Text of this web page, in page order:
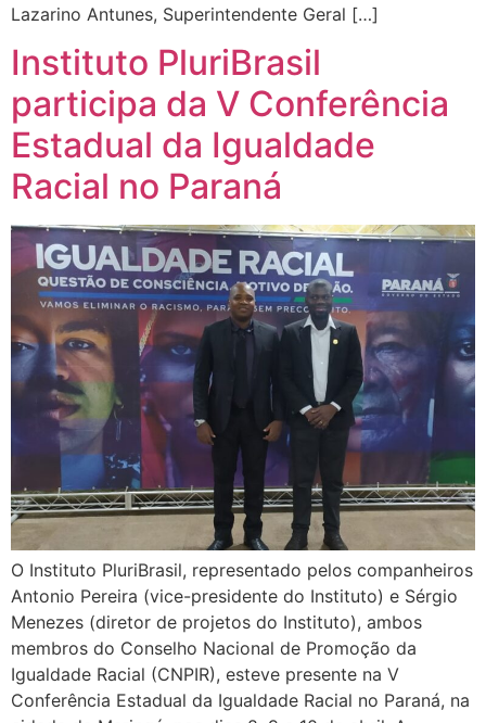
Lazarino Antunes, Superintendente Geral […]
Instituto PluriBrasil
participa da V Conferência
Estadual da Igualdade
Racial no Paraná
O Instituto PluriBrasil, representado pelos companheiros
Antonio Pereira (vice-presidente do Instituto) e Sérgio
Menezes (diretor de projetos do Instituto), ambos
membros do Conselho Nacional de Promoção da
Igualdade Racial (CNPIR), esteve presente na V
Conferência Estadual da Igualdade Racial no Paraná, na